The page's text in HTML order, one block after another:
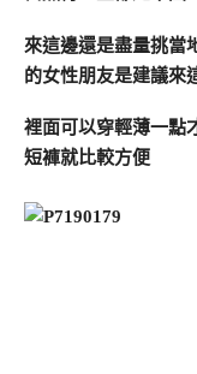
來這邊還是盡量挑當
的女性朋友是建議來
裡面可以穿輕薄一點
短褲就比較方便